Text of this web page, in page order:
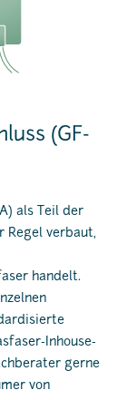
(GF-
als Teil der
Regel verbaut,
handelt.
Inhouse-
gerne
von